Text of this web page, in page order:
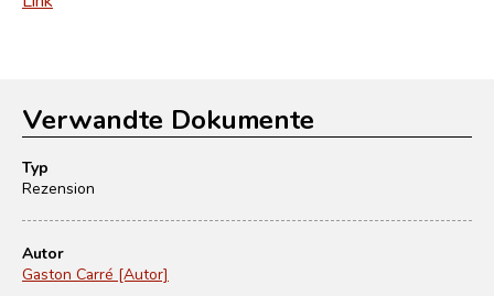
Verwandte Dokumente
Typ
Rezension
Autor
Gaston Carré [Autor]